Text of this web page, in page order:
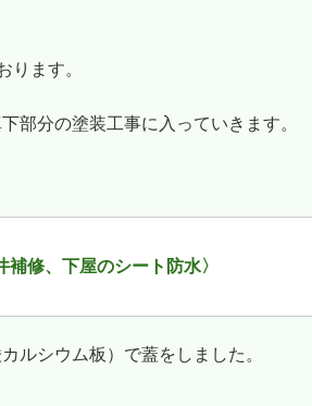
ります。
部分の塗装工事に入っていきます。
修、下屋のシート防水〉
ルシウム板）で蓋をしました。